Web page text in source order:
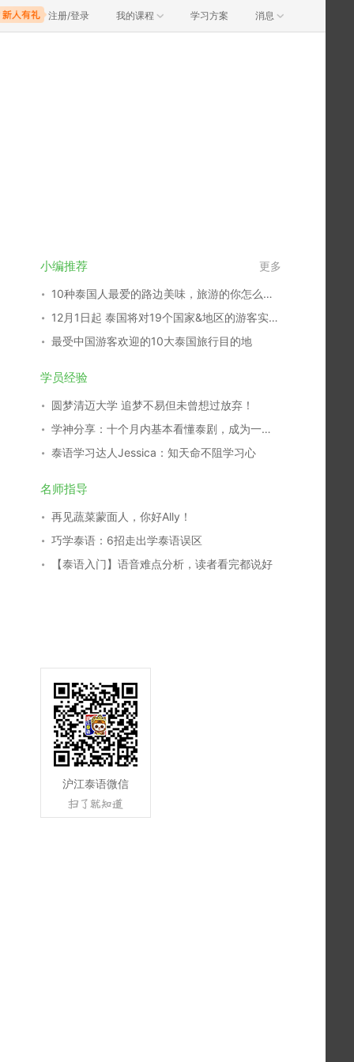
注册/登录 我的课程 学习方案 消息
小编推荐 更多
10种泰国人最爱的路边美味，旅游的你怎么能错过？
12月1日起 泰国将对19个国家&地区的游客实行免签证费
最受中国游客欢迎的10大泰国旅行目的地
学员经验
圆梦清迈大学 追梦不易但未曾想过放弃！
学神分享：十个月内基本看懂泰剧，成为一名泰剧翻译，我是这么学习的！
泰语学习达人Jessica：知天命不阻学习心
名师指导
再见蔬菜蒙面人，你好Ally！
巧学泰语：6招走出学泰语误区
【泰语入门】语音难点分析，读者看完都说好
沪江泰语微信